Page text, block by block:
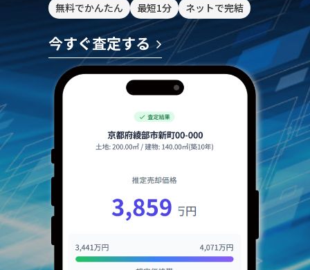
無料でかんたん 最短1分 ネットで完結
今すぐ査定する